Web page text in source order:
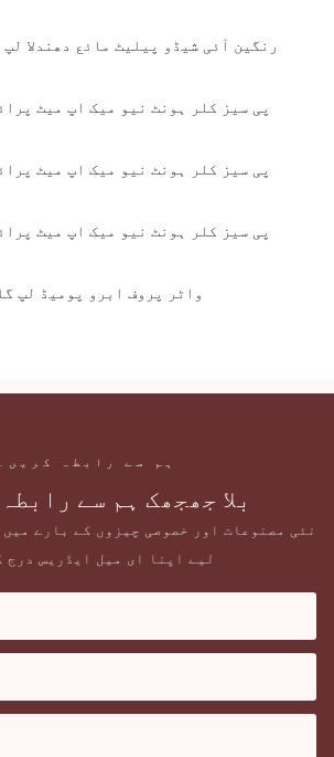
DIY 15 رنگین آئی شیڈو پیلیٹ
واٹر پروف ابرو پومیڈ لپ
ہم سے رابطہ کریں۔
بلا جھجھک ہم سے
نئی مصنوعات اور خصوصی چیزوں کے بارے
لیے اپنا ای میل ایڈریس درج